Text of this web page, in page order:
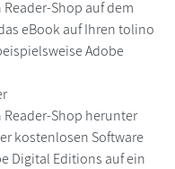
Shop auf dem
eBook auf Ihren tolino
Adobe
Shop herunter
kostenlosen Software
Digital Editions auf ein